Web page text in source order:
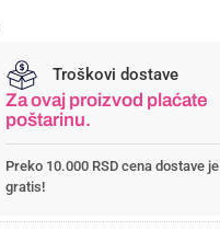
Troškovi dostave
Za ovaj proizvod plaćate
poštarinu.
Preko 10.000 RSD cena dostave je
gratis!